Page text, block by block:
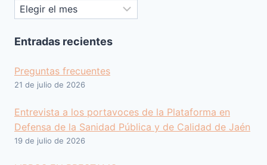
Entradas recientes
Preguntas frecuentes
21 de julio de 2026
Entrevista a los portavoces de la Plataforma en
Defensa de la Sanidad Pública y de Calidad de Jaén
19 de julio de 2026